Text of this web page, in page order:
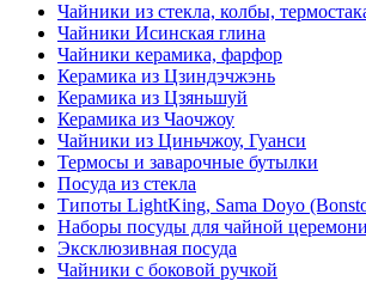
Чайники из стекла, колбы,
Чайники Исинская глина
Чайники керамика, фарфор
Керамика из Цзиндэчжэнь
Керамика из Цзяньшуй
Керамика из Чаочжоу
Чайники из Циньчжоу, Гуанси
Термосы и заварочные бутылки
Посуда из стекла
Типоты LightKing, Sama Doyo
Наборы посуды для чайной
Эксклюзивная посуда
Чайники с боковой ручкой